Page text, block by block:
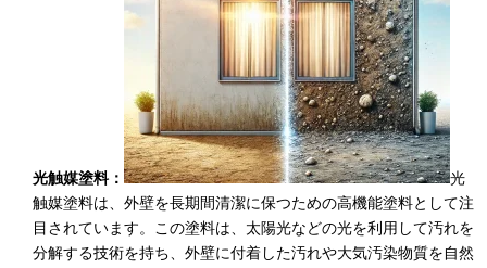
光触媒塗料：
光
触媒塗料は、外壁を長期間清潔に保つための高機能塗料として注
目されています。この塗料は、太陽光などの光を利用して汚れを
分解する技術を持ち、外壁に付着した汚れや大気汚染物質を自然